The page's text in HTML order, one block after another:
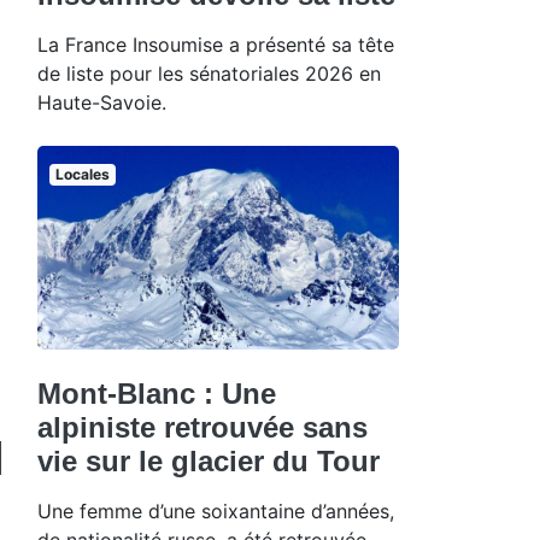
La France Insoumise a présenté sa tête
de liste pour les sénatoriales 2026 en
Haute-Savoie.
Locales
Mont-Blanc : Une
alpiniste retrouvée sans
vie sur le glacier du Tour
Une femme d’une soixantaine d’années,